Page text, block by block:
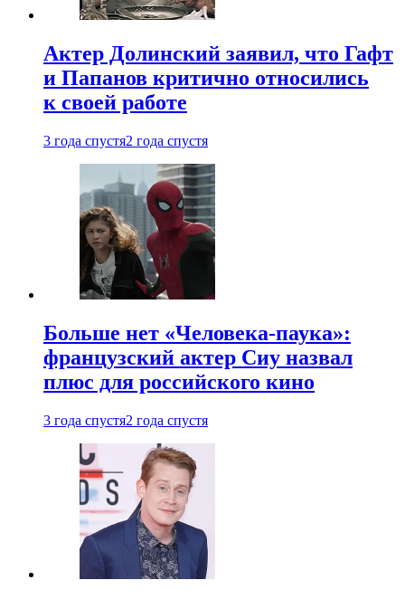
Актер Долинский заявил, что Гафт
и Папанов критично относились
к своей работе
3 года спустя2 года спустя
Больше нет «Человека-паука»:
французский актер Сиу назвал
плюс для российского кино
3 года спустя2 года спустя